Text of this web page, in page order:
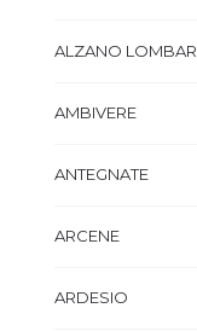
ALZANO
AMBIVERE
ANTEGNATE
ARCENE
ARDESIO